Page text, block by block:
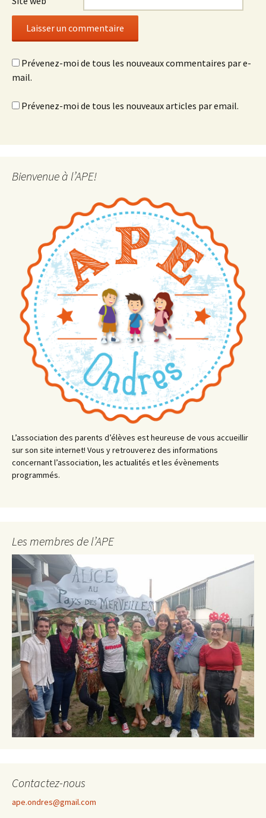
Prévenez-moi de tous les nouveaux commentaires par e-
mail.
Prévenez-moi de tous les nouveaux articles par email.
Bienvenue à l’APE!
L’association des parents d’élèves est heureuse de vous accueillir
sur son site internet! Vous y retrouverez des informations
concernant l’association, les actualités et les évènements
programmés.
Les membres de l’APE
Contactez-nous
ape.ondres@gmail.com